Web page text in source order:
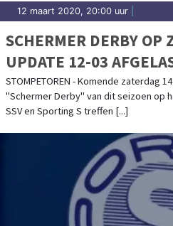
12 maart 2020, 20:00 uur
SCHERMER DERBY OP
UPDATE 12-03
CORONAVIRUS
STOMPETOREN - Komende zaterdag
"Schermer Derby" van dit seizoen op
SSV en Sporting S treffen [...]